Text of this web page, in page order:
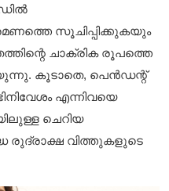
സൂചിപ്പിക്കുകയും
ചാക്രിക രൂപത്തെ
കൂടാതെ, പെൻഡന്റ്
എന്നിവയെ
ചെറിയ
രുദ്രാക്ഷ വിത്തുകളുടെ